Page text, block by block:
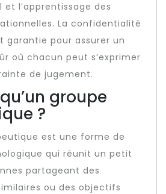
l’apprentissage des
La confidentialité
garantie pour assurer un
où chacun peut s’exprimer
de jugement.
groupe
?
est une forme de
qui réunit un petit
partageant des
ou des objectifs